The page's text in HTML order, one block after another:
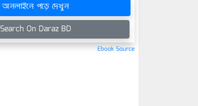
অনলাইনে পড়ে দেখুন
Search On Daraz BD
Ebook Source